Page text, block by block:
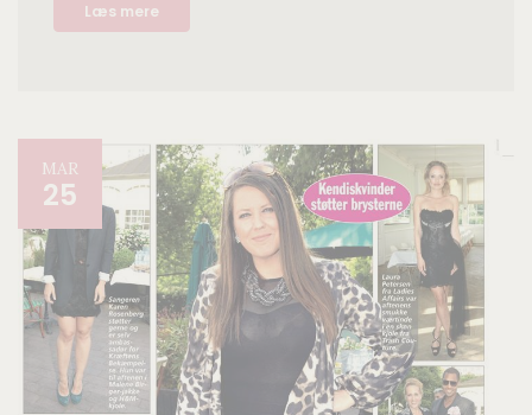
Læs mere
MAR
25